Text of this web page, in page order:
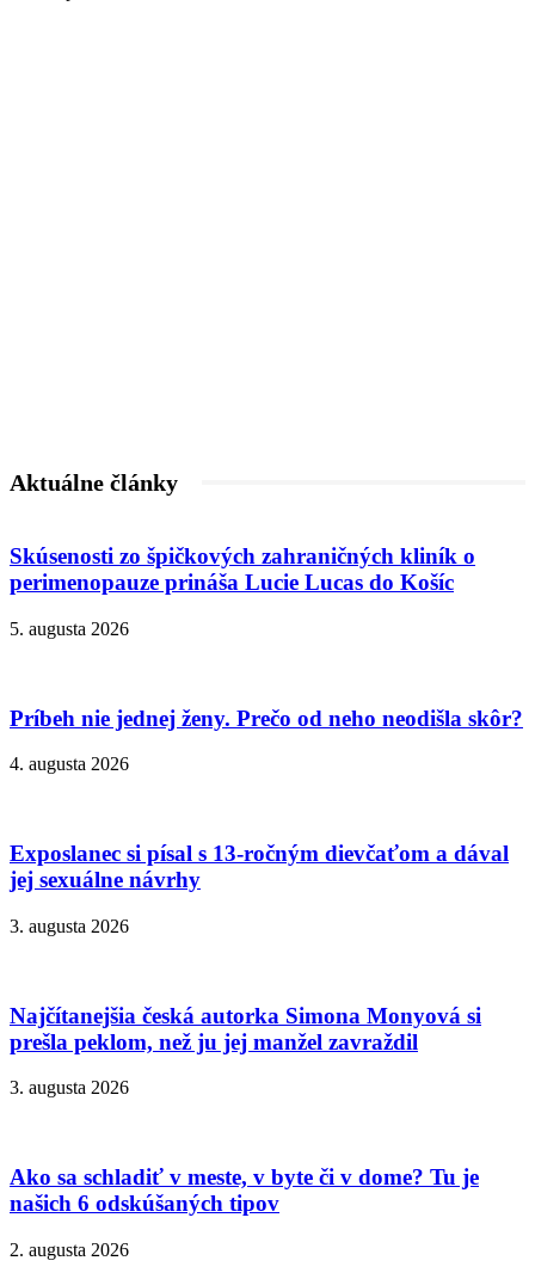
Aktuálne články
Skúsenosti zo špičkových zahraničných kliník o
perimenopauze prináša Lucie Lucas do Košíc
5. augusta 2026
Príbeh nie jednej ženy. Prečo od neho neodišla skôr?
4. augusta 2026
Exposlanec si písal s 13-ročným dievčaťom a dával
jej sexuálne návrhy
3. augusta 2026
Najčítanejšia česká autorka Simona Monyová si
prešla peklom, než ju jej manžel zavraždil
3. augusta 2026
Ako sa schladiť v meste, v byte či v dome? Tu je
našich 6 odskúšaných tipov
2. augusta 2026